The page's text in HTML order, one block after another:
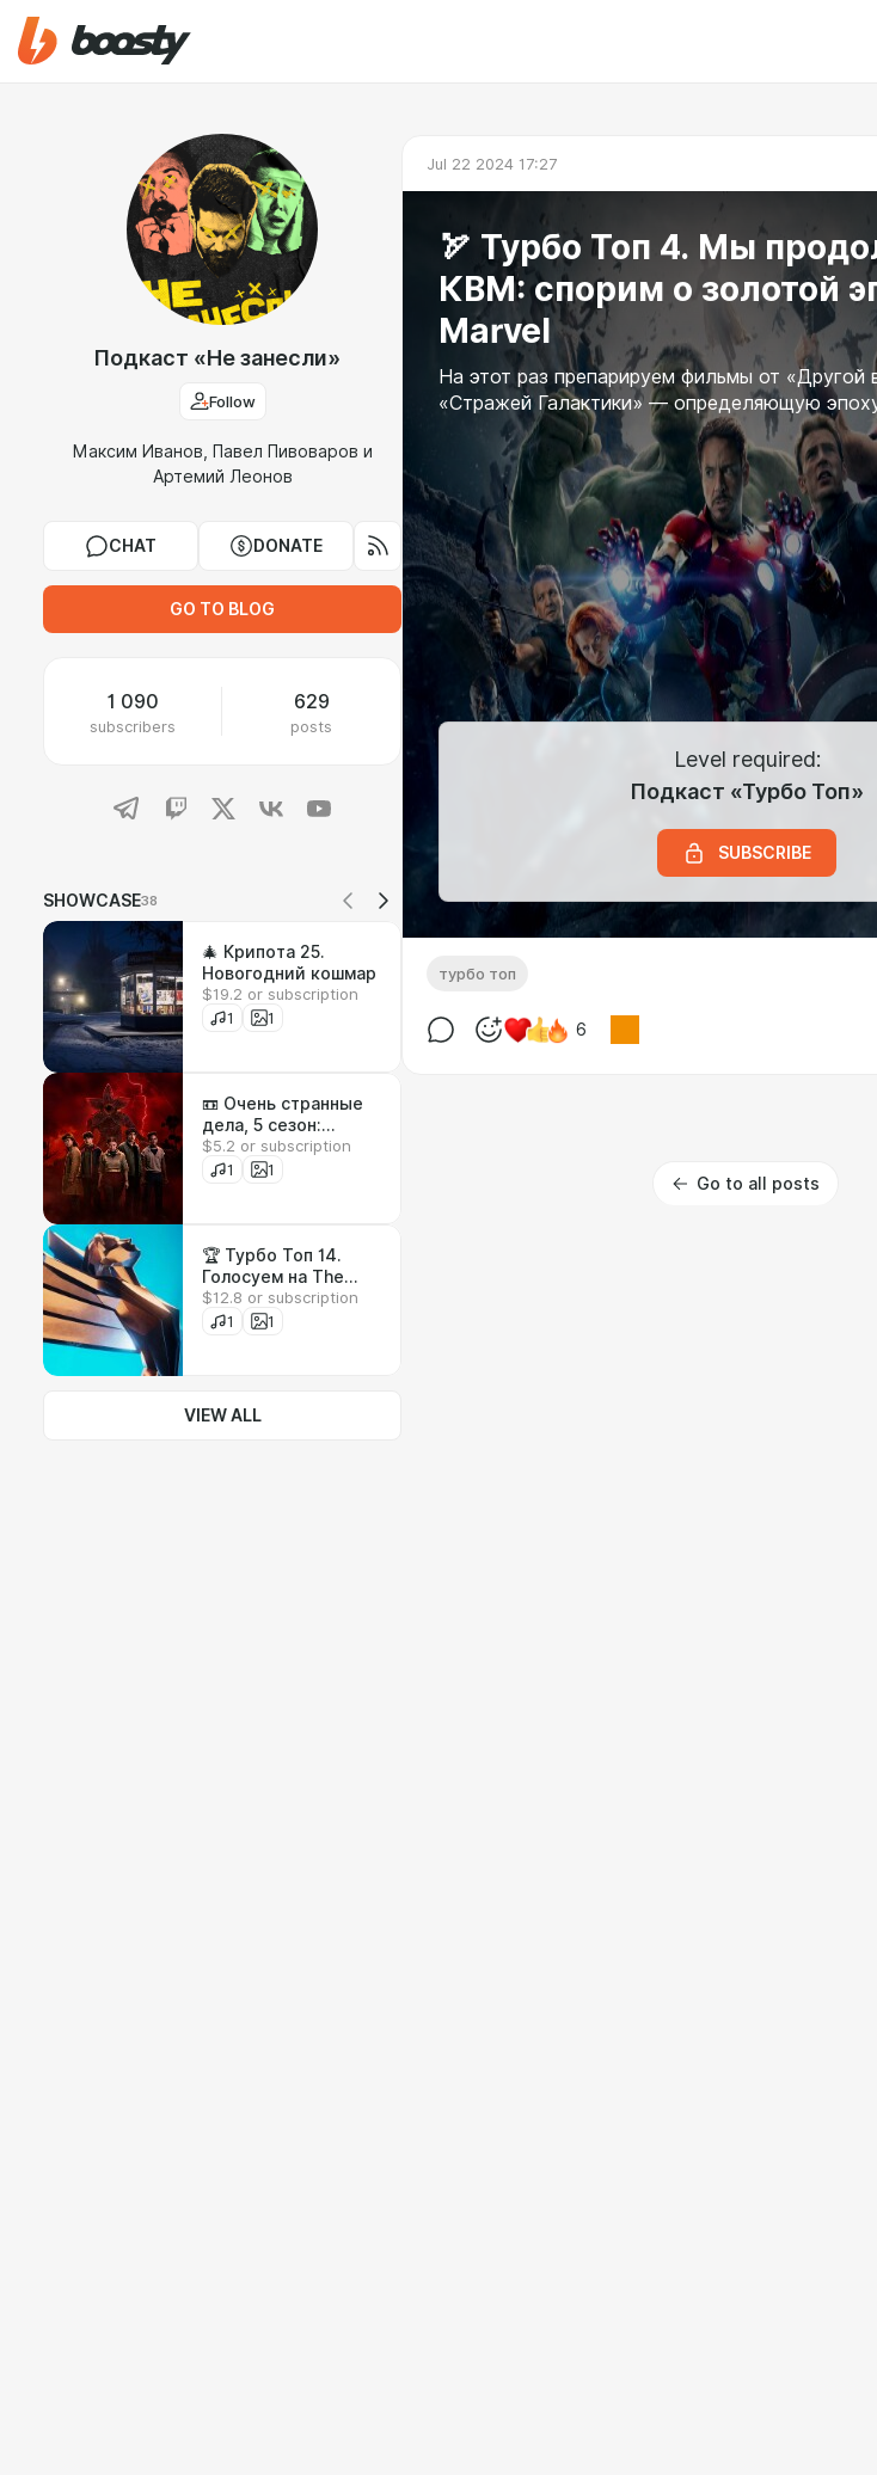
Подкаст «Не занесли»
Follow
Максим Иванов, Павел Пивоваров и
Артемий Леонов
CHAT DONATE
GO TO BLOG
1 090
subscribers
629
posts
SHOWCASE38
🎄 Крипота 25.
Новогодний кошмар
$19.2 or subscription
1
1
📼 Очень странные
дела, 5 сезон:
обсуждаем серии 1
—4 со всеми
$5.2 or subscription
1
1
🏆 Турбо Топ 14.
Голосуем на The
Game Awards — от
Clair Obscur до
$12.8 or subscription
1
1
VIEW ALL
Jul 22 2024 17:27
🏹 Турбо Топ 4. Мы
КВМ: спорим о золотой
Marvel
На этот раз препарируем фильмы от «Другой
«Стражей Галактики» — определяющую
Level required:
Подкаст «Турбо Топ»
SUBSCRIBE
турбо топ
6
Go to all posts